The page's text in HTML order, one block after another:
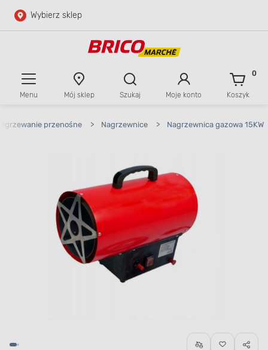
Przejdź do głównej zawartości
Wybierz sklep
Menu Mój sklep Szukaj Moje konto Koszyk
0
Ogrzewanie przenośne > Nagrzewnice > Nagrzewnica gazowa 15KW